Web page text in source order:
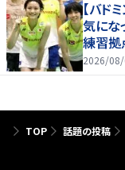
【バド
気にな
練習拠
たり前
2026/
TOP 話題の投稿